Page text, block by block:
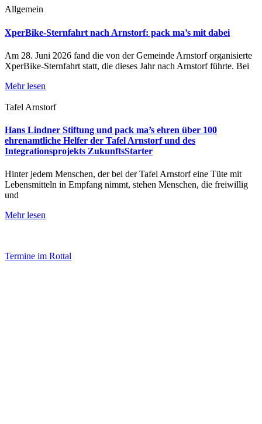
Allgemein
XperBike-Sternfahrt nach Arnstorf: pack ma’s mit dabei
Am 28. Juni 2026 fand die von der Gemeinde Arnstorf organisierte
XperBike-Sternfahrt statt, die dieses Jahr nach Arnstorf führte. Bei
Mehr lesen
Tafel Arnstorf
Hans Lindner Stiftung und pack ma’s ehren über 100
ehrenamtliche Helfer der Tafel Arnstorf und des
Integrationsprojekts ZukunftsStarter
Hinter jedem Menschen, der bei der Tafel Arnstorf eine Tüte mit
Lebensmitteln in Empfang nimmt, stehen Menschen, die freiwillig
und
Mehr lesen
Termine im Rottal